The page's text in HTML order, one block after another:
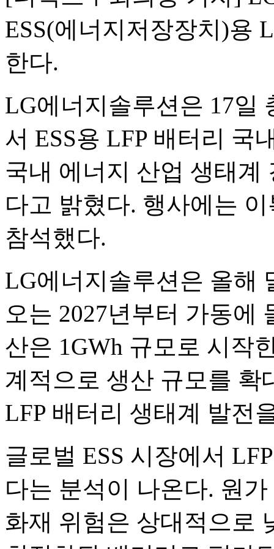
ESS(에너지저장장치)용
한다.
LG에너지솔루션은 17일
서 ESS용 LFP 배터리 국
국내 에너지 산업 생태계
다고 밝혔다. 행사에는
참석했다.
LG에너지솔루션은 올해
오는 2027년부터 가동에
산은 1GWh 규모로 시작
계적으로 생산 규모를 확
LFP 배터리 생태계 발전
글로벌 ESS 시장에서
다는 분석이 나온다. 원
화재 위험은 상대적으로